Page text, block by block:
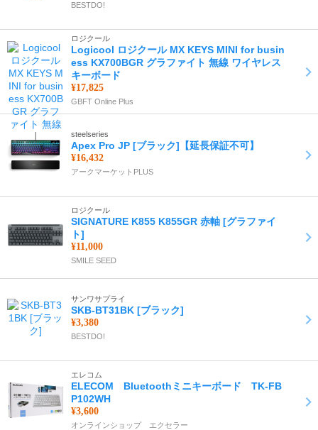
BESTDO!
ロジクール
Logicool ロジクール MX KEYS MINI for busin
ess KX700BGR グラファイト 無線 ワイヤレス
キーボード
¥17,825
GBFT Online Plus
steelseries
Apex Pro JP [ブラック]【延長保証不可】
¥16,432
アークマーケットPLUS
ロジクール
SIGNATURE K855 K855GR 赤軸 [グラファイ
ト]
¥11,000
SMILE SEED
サンワサプライ
SKB-BT31BK [ブラック]
¥3,380
BESTDO!
エレコム
ELECOM Bluetoothミニキーボード TK-FB
P102WH
¥3,600
オンラインショップ エクセラー